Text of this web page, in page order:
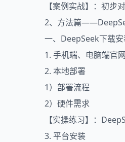
【案例实战】：初步
2、方法篇
一、DeepSeek下载
1. 手机端、电脑端官
2. 本地部署
1）部署流程
2）硬件需求
【实操练习】：
3. 平台安装